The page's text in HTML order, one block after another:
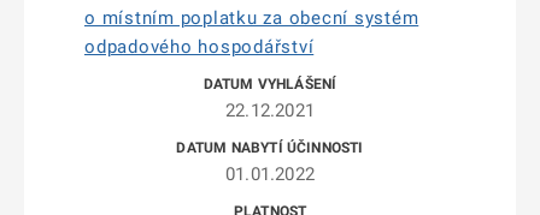
o místním poplatku za obecní systém
odpadového hospodářství
22.12.2021
01.01.2022